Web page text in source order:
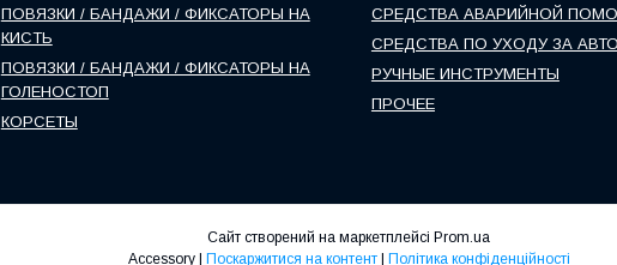
ПОВЯЗКИ / БАНДАЖИ / ФИКСАТОРЫ НА
КИСТЬ
ПОВЯЗКИ / БАНДАЖИ / ФИКСАТОРЫ НА
ГОЛЕНОСТОП
КОРСЕТЫ
СРЕДСТВА АВАРИЙНОЙ
СРЕДСТВА ПО УХОДУ ЗА АВТО
РУЧНЫЕ ИНСТРУМЕНТЫ
ПРОЧЕЕ
Сайт створений на маркетплейсі Prom.ua
Поскаржитися на контент Політика конфіденційності